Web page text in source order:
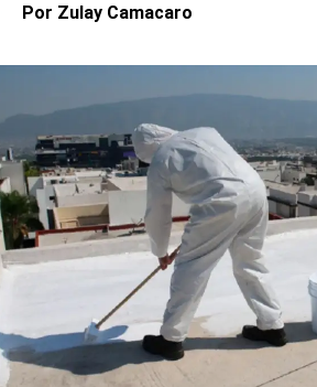
Por Zulay Camacaro